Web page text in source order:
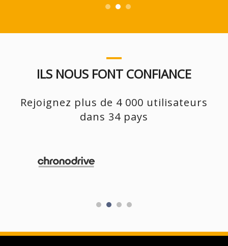
ILS NOUS FONT CONFIANCE
Rejoignez plus de 4 000 utilisateurs
dans 34 pays